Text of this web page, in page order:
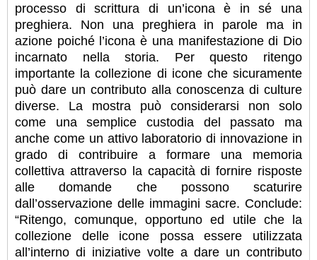
processo di scrittura di un’icona è in sé una
preghiera. Non una preghiera in parole ma in
azione poiché l’icona è una manifestazione di Dio
incarnato nella storia. Per questo ritengo
importante la collezione di icone che sicuramente
può dare un contributo alla conoscenza di culture
diverse. La mostra può considerarsi non solo
come una semplice custodia del passato ma
anche come un attivo laboratorio di innovazione in
grado di contribuire a formare una memoria
collettiva attraverso la capacità di fornire risposte
alle domande che possono scaturire
dall’osservazione delle immagini sacre. Conclude:
“Ritengo, comunque, opportuno ed utile che la
collezione delle icone possa essere utilizzata
all’interno di iniziative volte a dare un contributo